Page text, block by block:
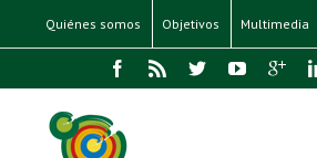
Quiénes somos Objetivos Multimedia